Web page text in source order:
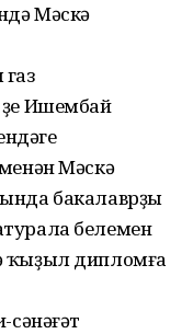
Мәскәү
Ишембай
Мәскәү
бакалаврҙы
белемен
ҡыҙыл дипломға
сәнәғәт